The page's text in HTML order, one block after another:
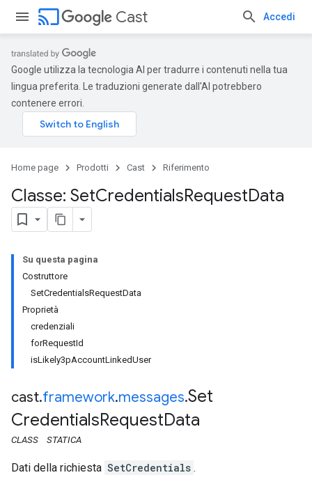
cast Cast Accedi
Google utilizza la tecnologia AI per tradurre i contenuti nella tua
lingua preferita. Le traduzioni generate dall'AI potrebbero
contenere errori.
Home page Prodotti Cast Riferimento
Classe: SetCredentialsRequestData
Su questa pagina
Costruttore
SetCredentialsRequestData
Proprietà
credenziali
forRequestId
isLikely3pAccountLinkedUser
cast.framework.messages.Set
CredentialsRequestData
CLASS STATICA
Dati della richiesta SetCredentials .